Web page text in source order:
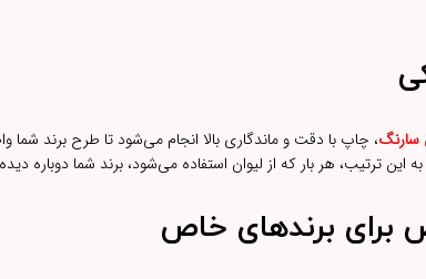
سارنگ
هر بار که از لیوان استفاده می‌شود، برند شما دوباره
برای برندهای خاص